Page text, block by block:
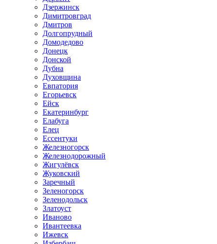
Дзержинск
Димитровград
Дмитров
Долгопрудный
Домодедово
Донецк
Донской
Дубна
Духовщина
Евпатория
Егорьевск
Ейск
Екатеринбург
Елабуга
Елец
Ессентуки
Железногорск
Железнодорожный
Жигулёвск
Жуковский
Заречный
Зеленогорск
Зеленодольск
Златоуст
Иваново
Ивантеевка
Ижевск